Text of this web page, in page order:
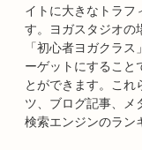
イトに大きなトラフ
す。ヨガスタジオの
「初心者ヨガクラ
ーゲットにすること
とができます。これ
ツ、ブログ記事、メ
検索エンジンのラン